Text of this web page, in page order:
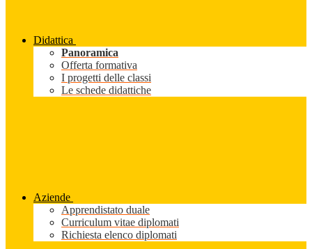
Didattica
Panoramica
Offerta formativa
I progetti delle classi
Le schede didattiche
Aziende
Apprendistato duale
Curriculum vitae diplomati
Richiesta elenco diplomati